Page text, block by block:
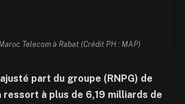
Telecom à Rabat (Crédit PH : MAP)
part du groupe (RNPG) de
ressort à plus de 6,19 milliards de